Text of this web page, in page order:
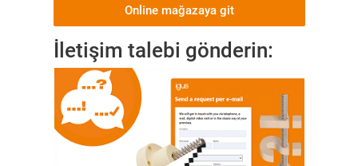
Online mağazaya git
İletişim talebi gönderin: